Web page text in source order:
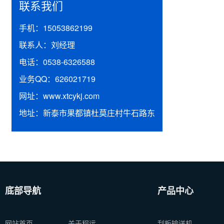
联系我们
手机： 15053862199
联系人： 刘经理
电话： 0538-6326588
业务QQ： 626021719
网址： www.xtcykj.com
地址： 新泰市果都镇杜莫庄村牛石路东
底部导航 产品中心